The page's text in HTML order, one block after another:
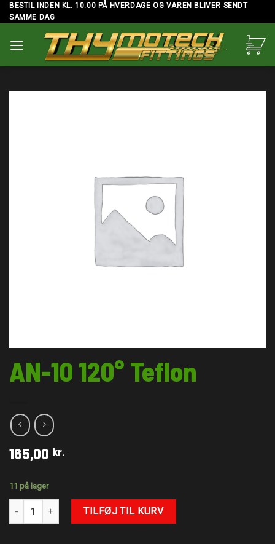
Skip
to
BESTIL INDEN KL. 10.00 PÅ HVERDAGE OG VAREN BLIVER SENDT
SAMME DAG
AN-10 120° Teflon
165,00 kr.
11 på lager
AN-10 120° Teflon antalTILFØJ TIL KURV